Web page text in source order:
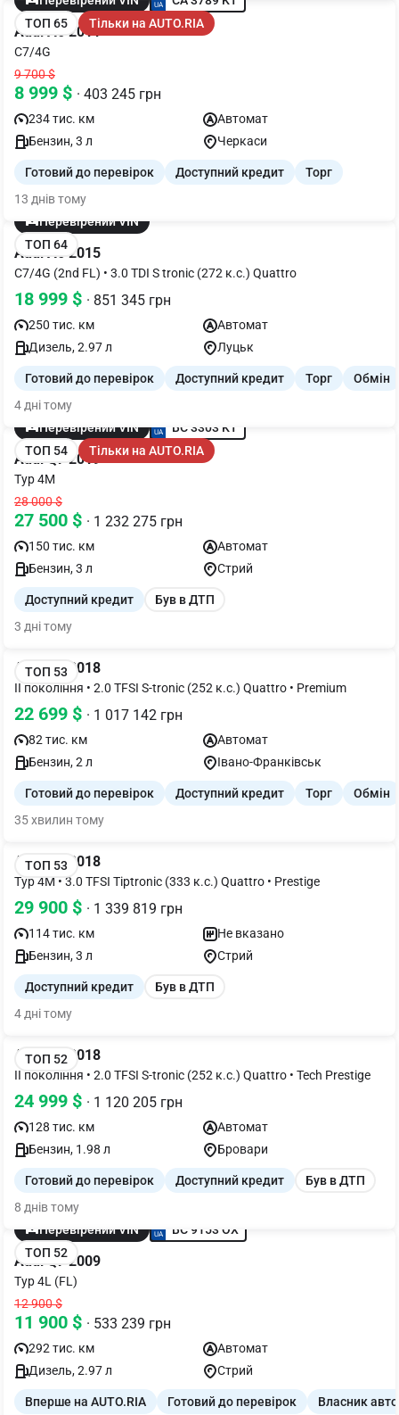
ТОП 65
Тільки на AUTO.RIA
Audi A6 2011
C7/4G
9 700 $
8 999 $ · 403 245 грн
234 тис. км
Автомат
Бензин, 3 л
Черкаси
Готовий до перевірок Доступний кредит
Торг
13 днів тому
Перевірений VIN
ТОП 64
Audi A6 2015
C7/4G (2nd FL) • 3.0 TDI S tronic (272 к.с.) Quattro
18 999 $ · 851 345 грн
250 тис. км
Автомат
Дизель, 2.97 л
Луцьк
Готовий до перевірок Доступний кредит Торг
Обмін
4 дні тому
Перевірений VIN
BC 3303 KT
ТОП 54
Тільки на AUTO.RIA
Audi Q7 2019
Typ 4M
28 000 $
27 500 $ · 1 232 275 грн
150 тис. км
Автомат
Бензин, 3 л
Стрий
Доступний кредит
Був в ДТП
3 дні тому
ТОП 53
Audi Q5 2018
II покоління • 2.0 TFSI S-tronic (252 к.с.) Quattro • Premium
22 699 $ · 1 017 142 грн
82 тис. км
Автомат
Бензин, 2 л
Івано-Франківськ
Готовий до перевірок Доступний кредит Торг
Обмін
35 хвилин тому
ТОП 53
Audi Q7 2018
Typ 4M • 3.0 TFSI Tiptronic (333 к.с.) Quattro • Prestige
29 900 $ · 1 339 819 грн
114 тис. км
Не вказано
Бензин, 3 л
Стрий
Доступний кредит
Був в ДТП
4 дні тому
ТОП 52
Audi Q5 2018
II покоління • 2.0 TFSI S-tronic (252 к.с.) Quattro • Tech Prestige
24 999 $ · 1 120 205 грн
128 тис. км
Автомат
Бензин, 1.98 л
Бровари
Готовий до перевірок Доступний кредит
Був в ДТП
8 днів тому
Перевірений VIN
BC 9153 OX
ТОП 52
Audi Q7 2009
Typ 4L (FL)
12 900 $
11 900 $ · 533 239 грн
292 тис. км
Автомат
Дизель, 2.97 л
Стрий
Вперше на AUTO.RIA Готовий до перевірок Власник авто